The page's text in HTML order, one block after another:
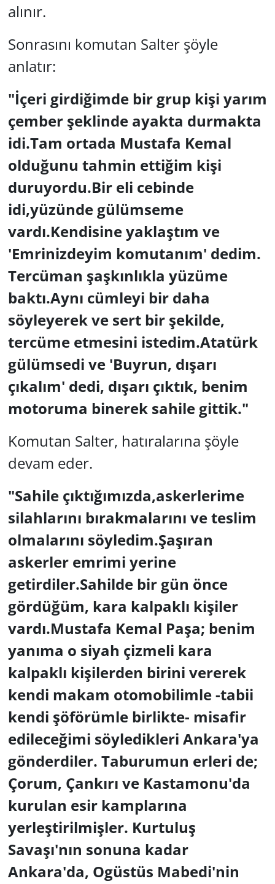
alınır.
Sonrasını komutan Salter şöyle
anlatır:
"İçeri girdiğimde bir grup kişi yarım
çember şeklinde ayakta durmakta
idi.Tam ortada Mustafa Kemal
olduğunu tahmin ettiğim kişi
duruyordu.Bir eli cebinde
idi,yüzünde gülümseme
vardı.Kendisine yaklaştım ve
'Emrinizdeyim komutanım' dedim.
Tercüman şaşkınlıkla yüzüme
baktı.Aynı cümleyi bir daha
söyleyerek ve sert bir şekilde,
tercüme etmesini istedim.Atatürk
gülümsedi ve 'Buyrun, dışarı
çıkalım' dedi, dışarı çıktık, benim
motoruma binerek sahile gittik."
Komutan Salter, hatıralarına şöyle
devam eder.
"Sahile çıktığımızda,askerlerime
silahlarını bırakmalarını ve teslim
olmalarını söyledim.Şaşıran
askerler emrimi yerine
getirdiler.Sahilde bir gün önce
gördüğüm, kara kalpaklı kişiler
vardı.Mustafa Kemal Paşa; benim
yanıma o siyah çizmeli kara
kalpaklı kişilerden birini vererek
kendi makam otomobilimle -tabii
kendi şöförümle birlikte- misafir
edileceğimi söyledikleri Ankara'ya
gönderdiler. Taburumun erleri de;
Çorum, Çankırı ve Kastamonu'da
kurulan esir kamplarına
yerleştirilmişler. Kurtuluş
Savaşı'nın sonuna kadar
Ankara'da, Ogüstüs Mabedi'nin